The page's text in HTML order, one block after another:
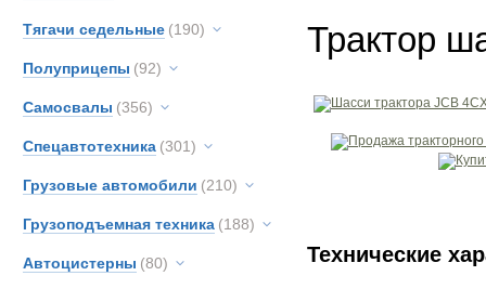
Тягачи седельные (190)
Полуприцепы (92)
Самосвалы (356)
Спецавтотехника (301)
Грузовые автомобили (210)
Грузоподъемная техника (188)
Автоцистерны (80)
Трактор
Технические